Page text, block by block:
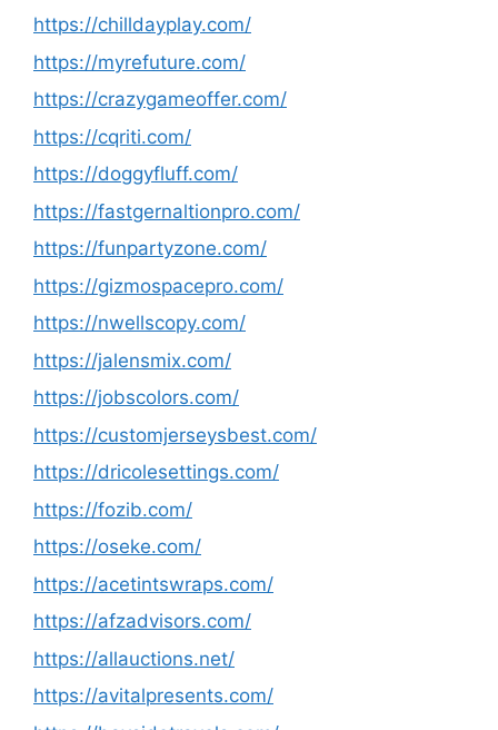
https://chilldayplay.com/
https://myrefuture.com/
https://crazygameoffer.com/
https://cqriti.com/
https://doggyfluff.com/
https://fastgernaltionpro.com/
https://funpartyzone.com/
https://gizmospacepro.com/
https://nwellscopy.com/
https://jalensmix.com/
https://jobscolors.com/
https://customjerseysbest.com/
https://dricolesettings.com/
https://fozib.com/
https://oseke.com/
https://acetintswraps.com/
https://afzadvisors.com/
https://allauctions.net/
https://avitalpresents.com/